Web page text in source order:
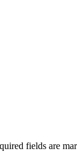
fields are